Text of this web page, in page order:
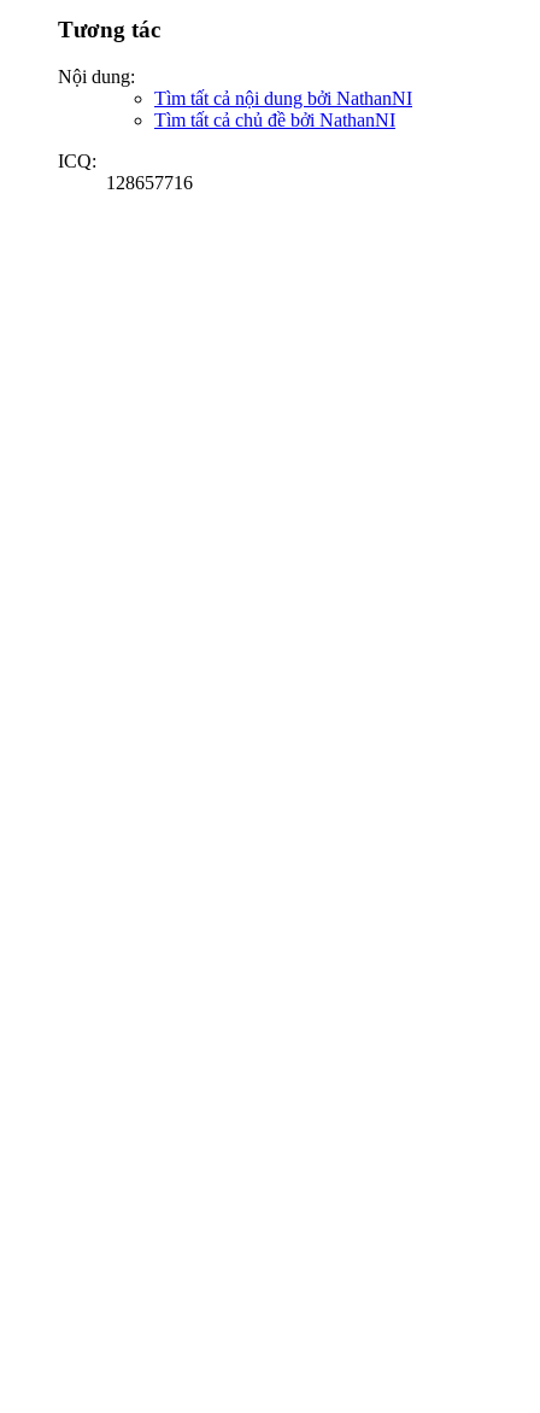
Tương tác
Nội dung:
Tìm tất cả nội dung bởi NathanNI
Tìm tất cả chủ đề bởi NathanNI
ICQ:
128657716